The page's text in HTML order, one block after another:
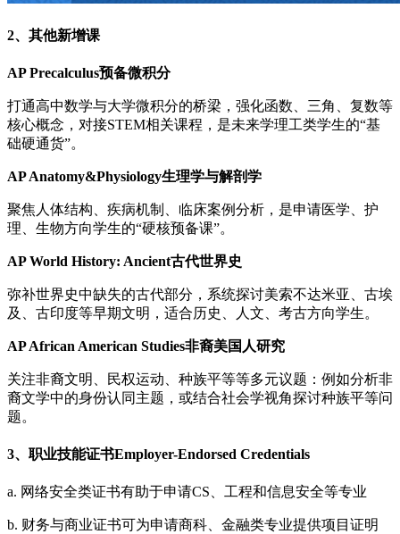
2、其他新增课
AP Precalculus预备微积分
打通高中数学与大学微积分的桥梁，强化函数、三角、复数等
核心概念，对接STEM相关课程，是未来学理工类学生的“基
础硬通货”。
AP Anatomy&Physiology生理学与解剖学
聚焦人体结构、疾病机制、临床案例分析，是申请医学、护
理、生物方向学生的“硬核预备课”。
AP World History: Ancient古代世界史
弥补世界史中缺失的古代部分，系统探讨美索不达米亚、古埃
及、古印度等早期文明，适合历史、人文、考古方向学生。
AP African American Studies非裔美国人研究
关注非裔文明、民权运动、种族平等等多元议题：例如分析非
裔文学中的身份认同主题，或结合社会学视角探讨种族平等问
题。
3、职业技能证书Employer-Endorsed Credentials
a. 网络安全类证书有助于申请CS、工程和信息安全等专业
b. 财务与商业证书可为申请商科、金融类专业提供项目证明